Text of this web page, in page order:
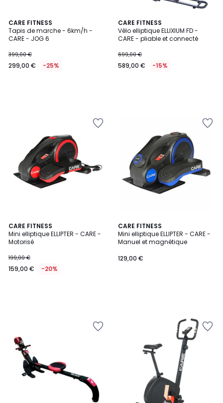
CARE FITNESS
Tapis de marche - 6km/h -
CARE - JOG 6
399,00 €
299,00 € -25%
CARE FITNESS
Vélo elliptique ELLIXIUM FD -
CARE - pliable et connecté
699,00 €
589,00 € -15%
CARE FITNESS
Mini elliptique ELLIPTER - CARE -
Motorisé
199,00 €
159,00 € -20%
CARE FITNESS
Mini elliptique ELLIPTER - CARE -
Manuel et magnétique
129,00 €